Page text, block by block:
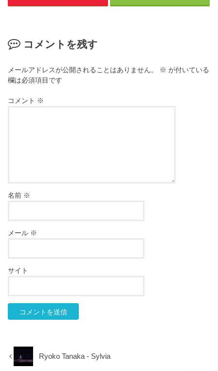
コメントを残す
メールアドレスが公開されることはありません。 ※ が付いている
欄は必須項目です
コメント ※
名前 ※
メール ※
サイト
Ryoko Tanaka - Sylvia